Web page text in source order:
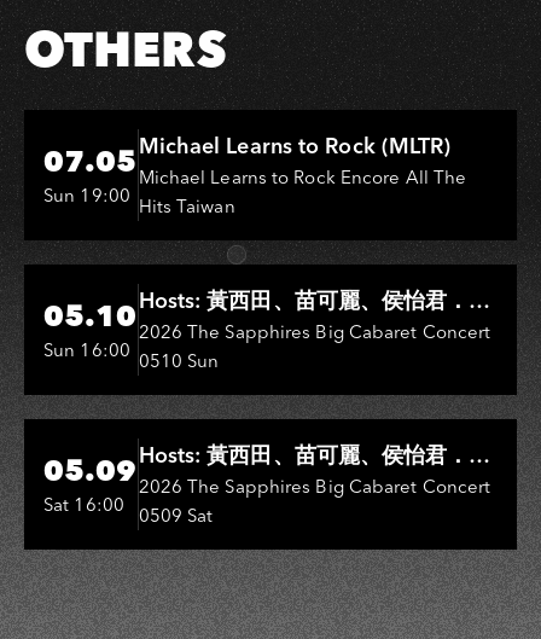
OTHERS
Hi-Ing Music Hall
07.05
Sun 19:00
Michael Learns to Rock (MLTR)
Michael Learns to Rock Encore All The
Hits Taiwan
Hi-Ing Music Hall
05.10
Sun 16:00
Hosts: 黃西田、苗可麗、侯怡君．
Entertainers: 葉啟田、鳥來嬤-吳
敏、王彩樺、王瑞霞、吳淑敏、施文
彬、邵大倫、曹雅雯、陳孟賢、黃露
瑤
2026 The Sapphires Big Cabaret Concert
0510 Sun
Hi-Ing Music Hall
05.09
Sat 16:00
Hosts: 黃西田、苗可麗、侯怡君．
Entertainers: 葉啟田、鳥來嬤-吳
敏、張秀卿、王彩樺、吳淑敏、施文
彬、邵大倫、曹雅雯、陳孟賢、黃露
瑤
2026 The Sapphires Big Cabaret Concert
0509 Sat